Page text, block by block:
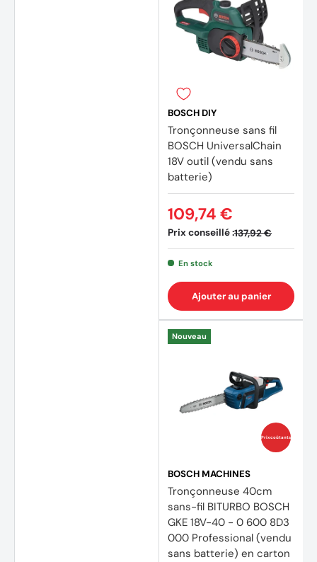
BOSCH DIY
Tronçonneuse sans fil
BOSCH UniversalChain
18V outil (vendu sans
batterie)
Prix conseillé :137,92 €
109,74 €
En stock
Ajouter au panier
Prix coûtants
Nouveau
BOSCH MACHINES
Tronçonneuse 40cm
sans-fil BITURBO BOSCH
GKE 18V-40 - 0 600 8D3
000 Professional (vendu
sans batterie) en carton